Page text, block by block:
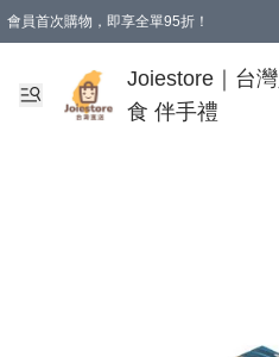
會員首次購物，即享全單95折！
購物滿 HKD 350.00即享免運費優惠！（適
Joiestore｜台
食 伴手禮